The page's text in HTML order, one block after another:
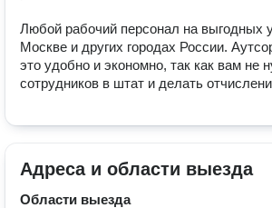
Любой рабочий персонал на выгодных
Москве и других городах России.
это удобно и экономно, так как вам не
сотрудников в штат и делать
Адреса и области выезда
Области выезда